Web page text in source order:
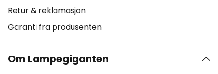
Retur & reklamasjon
Garanti fra produsenten
Om Lampegiganten